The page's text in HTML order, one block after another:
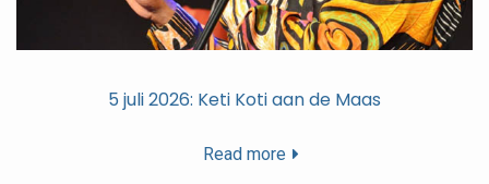
5 juli 2026: Keti Koti aan de Maas
Read more